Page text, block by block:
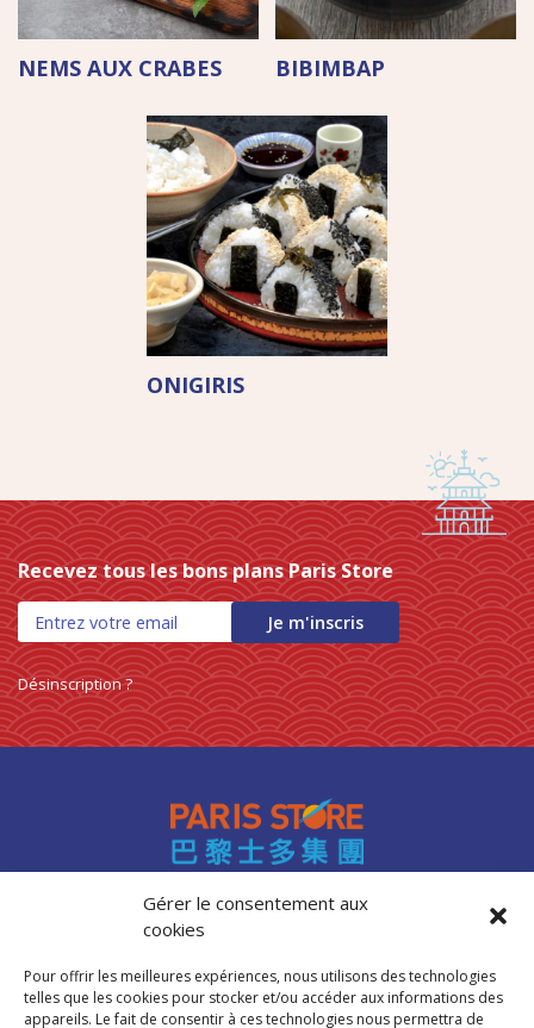
Gérer le consentement aux
cookies
Pour offrir les meilleures expériences, nous utilisons des technologies
telles que les cookies pour stocker et/ou accéder aux informations des
appareils. Le fait de consentir à ces technologies nous permettra de
NEMS AUX CRABES BIBIMBAP
ONIGIRIS
Recevez tous les bons plans Paris Store
Je m'inscris
Désinscription ?
Accès professionnels
FAQ
Mentions légales